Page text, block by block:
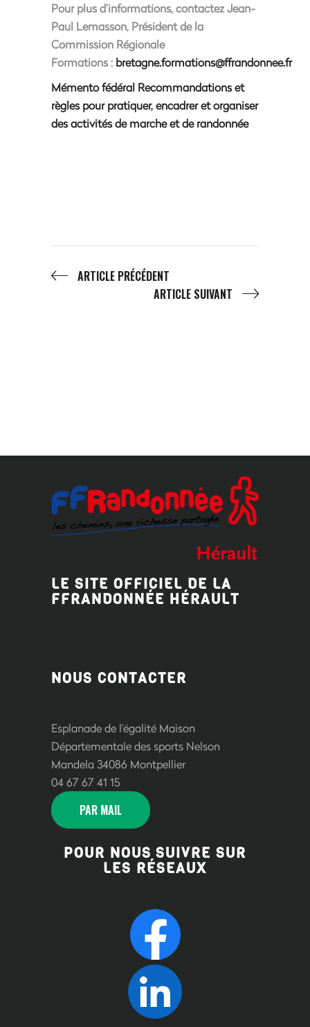
Pour plus d’informations,contactez Jean-
Paul Lemasson, Président de la
Commission Régionale
Formations: bretagne.formations@ffrandonnee.fr
Mémento fédéral Recommandations et
règles pour pratiquer, encadrer et organiser
des activités de marche et de randonnée
ARTICLE PRÉCÉDENT
ARTICLE SUIVANT
LE SITE OFFICIEL DE LA
FFRANDONNÉE HÉRAULT
NOUS CONTACTER
Esplanade de l'égalité Maison
Départementale des sports Nelson
Mandela 34086 Montpellier
04 67 67 41 15
PAR MAIL
POUR NOUS SUIVRE SUR
LES RÉSEAUX